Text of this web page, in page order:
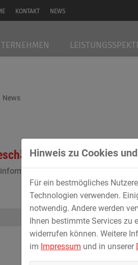
KONTAKT NEWS
News
dass Herr Christian
Hinweis zu Cookies
Für ein bestmögliches
Technologien verwenden.
notwendig. Andere werden
Ihnen bestimmte Services zu
widerrufen können. Weitere
im Impressum und in unserer